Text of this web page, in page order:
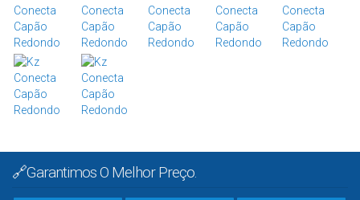
🔗Garantimos O Melhor Preço.